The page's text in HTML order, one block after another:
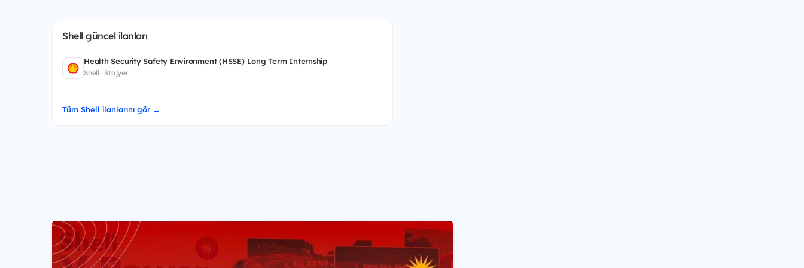
Shell güncel ilanları
Health Security Safety Environment (HSSE) Long Term Internship
Shell · Stajyer
Tüm Shell ilanlarını gör →